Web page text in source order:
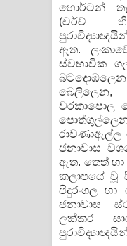
හොර්ටන්
(චර්ච්
ඇත.
ස්වභාවික
බෙලිලෙන,
වරකාපොල
රාවණාඇල්ල
ජනාවාස
ඇත. තෙත් හා
කලාපයේ වූ
පිදුරංගල
ජනාවාස
ලක්කර